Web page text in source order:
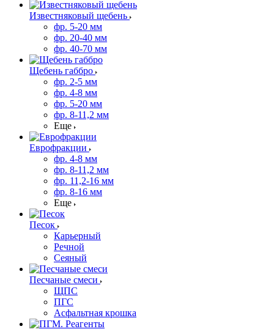
Известняковый щебень
фр. 5-20 мм
фр. 20-40 мм
фр. 40-70 мм
Щебень габбро
фр. 2-5 мм
фр. 4-8 мм
фр. 5-20 мм
фр. 8-11,2 мм
Еще
Еврофракции
фр. 4-8 мм
фр. 8-11,2 мм
фр. 11,2-16 мм
фр. 8-16 мм
Еще
Песок
Карьерный
Речной
Сеяный
Песчаные смеси
ЩПС
ПГС
Асфальтная крошка